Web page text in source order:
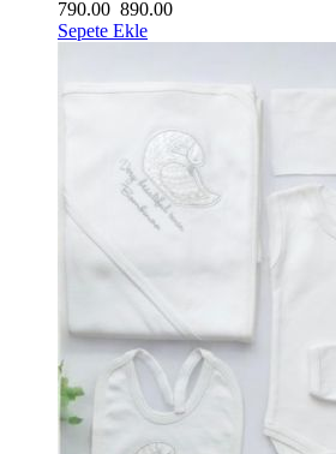
790.00 890.00
Sepete Ekle